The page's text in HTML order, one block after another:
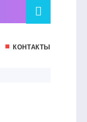
КОНТАКТЫ